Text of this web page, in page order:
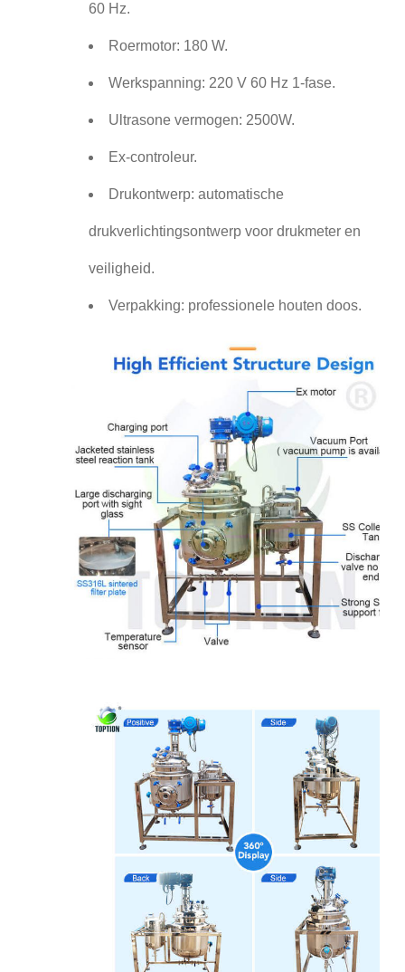
60 Hz.
Roermotor: 180 W.
Werkspanning: 220 V 60 Hz 1-fase.
Ultrasone vermogen: 2500W.
Ex-controleur.
Drukontwerp: automatische
drukverlichtingsontwerp voor drukmeter en
veiligheid.
Verpakking: professionele houten doos.